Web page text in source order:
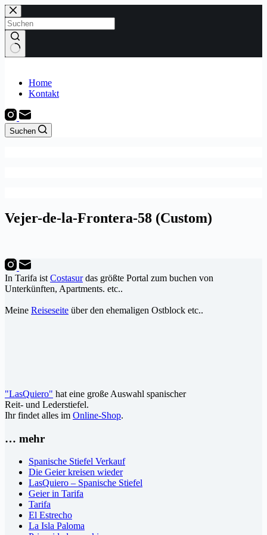
Zum
Inhalt
springen
Home
Kontakt
Suchen
Vejer-de-la-Frontera-58 (Custom)
In Tarifa ist Costasurdas größte Portal zum buchen von
Unterkünften, Apartments. etc..
Meine Reiseseite über den ehemaligen Ostblock etc..
"LasQuiero" hat eine große Auswahl spanischer
Reit- und Lederstiefel.
Ihr findet alles im Online-Shop.
… mehr
Spanische Stiefel Verkauf
Die Geier kreisen wieder
LasQuiero – Spanische Stiefel
Geier in Tarifa
Tarifa
El Estrecho
La Isla Paloma